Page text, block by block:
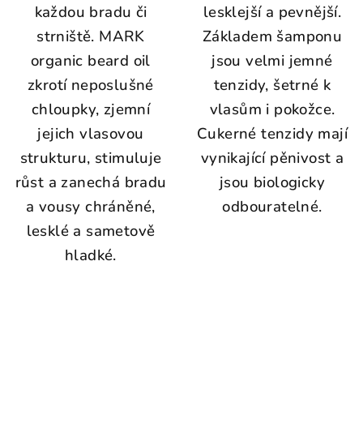
každou bradu či
strniště. MARK
organic beard oil
zkrotí neposlušné
chloupky, zjemní
jejich vlasovou
strukturu, stimuluje
růst a zanechá bradu
a vousy chráněné,
lesklé a sametově
hladké.
lesklejší a pevnější.
Základem šamponu
jsou velmi jemné
tenzidy, šetrné k
vlasům i pokožce.
Cukerné tenzidy mají
vynikající pěnivost a
jsou biologicky
odbouratelné.